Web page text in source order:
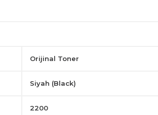
Orijinal Toner
Siyah (Black)
2200